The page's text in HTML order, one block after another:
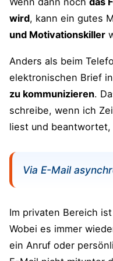
Räume den
Probiere die
Nutze E-
Das bitte nicht
Tipps der
Leser zum
Bessere E-
und
Zusätzliche
wird, kann ein gutes
und Motivationskiller
Anders als beim
elektronischen Brief
zu kommunizieren.
schreibe, wenn ich
liest und
Via E-Mail
Im privaten Bereich
Wobei es immer
ein Anruf oder